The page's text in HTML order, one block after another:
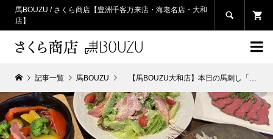
馬BOUZU / さくら商店【豊洲千客万来店・海老名店・大和
店】


記事一覧 馬BOUZU 【馬BOUZU大和店】本日の馬刺し「神奈川県産 ハラミ馬刺し」